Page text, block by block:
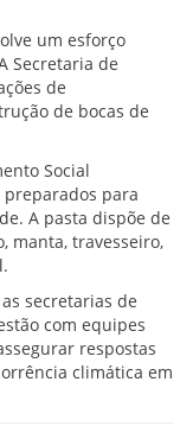
um esforço
Secretaria de
de
de bocas de
Social
para
A pasta dispõe de
manta, travesseiro,
secretarias de
com equipes
respostas
climática em